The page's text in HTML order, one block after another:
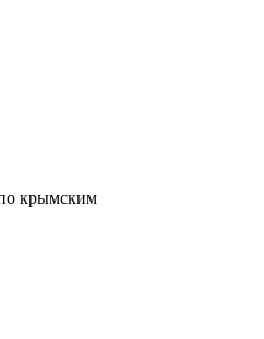
крымским